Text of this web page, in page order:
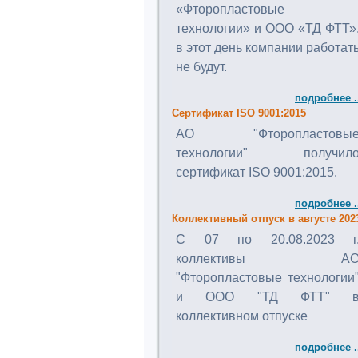
«Фторопластовые
технологии» и ООО «ТД ФТТ»,
в этот день компании
не будут.
подробнее
Сертификат ISO 9001:2015
АО "Фторопластовые
технологии"
сертификат ISO 9001:2015.
подробнее
Коллективный отпуск в августе
C 07 по 20.08.2023 г.
коллективы
"Фторопластовые технологии"
и ООО "ТД ФТТ" в
коллективном отпуске
подробнее